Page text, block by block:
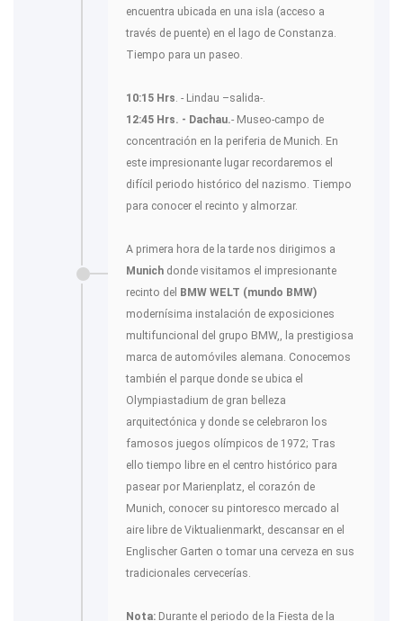
encuentra ubicada en una isla (acceso a
través de puente) en el lago de Constanza.
Tiempo para un paseo.
10:15 Hrs. - Lindau –salida-.
12:45 Hrs. - Dachau.- Museo-campo de
concentración en la periferia de Munich. En
este impresionante lugar recordaremos el
difícil periodo histórico del nazismo. Tiempo
para conocer el recinto y almorzar.
A primera hora de la tarde nos dirigimos a
Munich donde visitamos el impresionante
recinto del BMW WELT (mundo BMW)
modernísima instalación de exposiciones
multifuncional del grupo BMW,, la prestigiosa
marca de automóviles alemana. Conocemos
también el parque donde se ubica el
Olympiastadium de gran belleza
arquitectónica y donde se celebraron los
famosos juegos olímpicos de 1972; Tras
ello tiempo libre en el centro histórico para
pasear por Marienplatz, el corazón de
Munich, conocer su pintoresco mercado al
aire libre de Viktualienmarkt, descansar en el
Englischer Garten o tomar una cerveza en sus
tradicionales cervecerías.
Nota: Durante el periodo de la Fiesta de la